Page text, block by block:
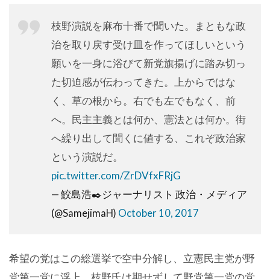
枝野演説を麻布十番で聞いた。まともな政
治を取り戻す受け皿を作ってほしいという
願いを一身に浴びて新党旗揚げに踏み切っ
た切迫感が伝わってきた。上からではな
く、草の根から。右でも左でもなく、前
へ。民主主義とは何か、憲法とは何か。街
へ繰り出して聞くに値する、これぞ政治家
という演説だ。
pic.twitter.com/ZrDVfxFRjG
— 鮫島浩✒️ジャーナリスト 政治・メディア
(@SamejimaH) October 10, 2017
希望の党はこの総選挙で空中分解し、立憲民主党が野